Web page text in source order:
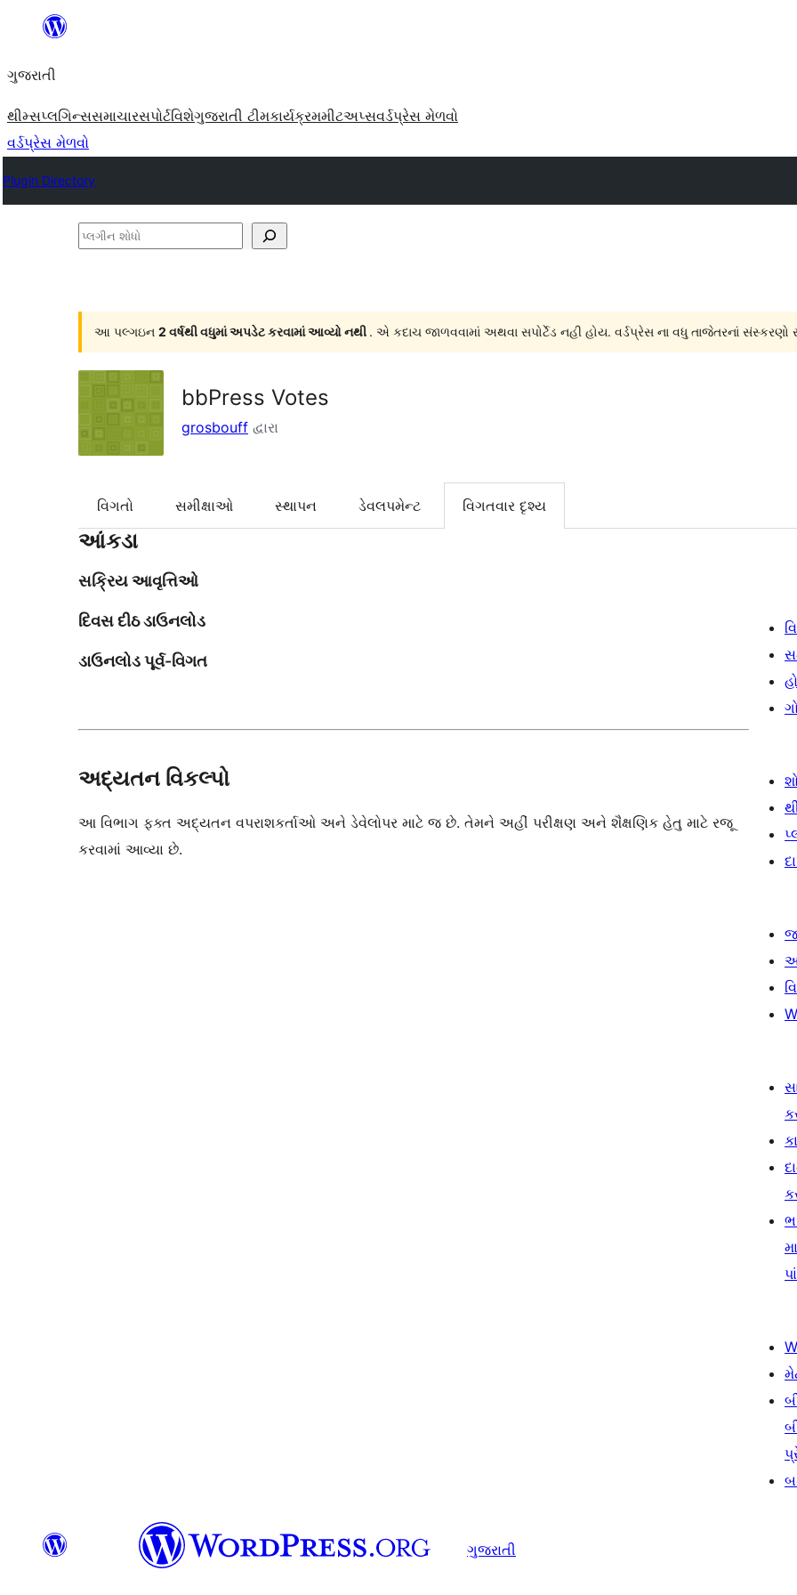
કંટેન્ટ(લખાણ)
જાઓ
ગુજરાતી
થીમ્સપ્લગિન્સસમાચારસપોર્ટવિશેગુજરાતી ટીમકાર્યક્રમમીટઅપ્સવર્ડપ્રેસ મેળવો
વર્ડપ્રેસ મેળવો
Plugin Directory
પ્લગીન
આ પલ્ગઇન 2 વર્ષથી વધુમાં અપડેટ કરવામાં આવ્યો નથી . એ કદાચ જાળવવામાં અથવા સપોર્ટેડ નહી હોય. વર્ડપ્રેસ ના વધુ તાજેતરનાં
bbPress Votes
grosbouff દ્વારા
વિગતો સમીક્ષાઓ સ્થાપન ડેવલપમેન્ટ વિગતવાર દૃશ્ય
આંકડા
સક્રિય આવૃત્તિઓ
દિવસ દીઠ ડાઉનલોડ
ડાઉનલોડ પૂર્વ-વિગત
અદ્યતન વિકલ્પો
આ વિભાગ ફક્ત અદ્યતન વપરાશકર્તાઓ અને ડેવેલોપર માટે જ છે. તેમને અહીં પરીક્ષણ અને શૈક્ષણિક હેતુ માટે રજૂ
કરવામાં આવ્યા છે.
ગુજરાતી